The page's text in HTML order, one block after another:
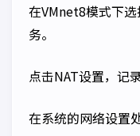
在VMnet8模式下
务。
点击NAT设置，记
在系统的网络设置